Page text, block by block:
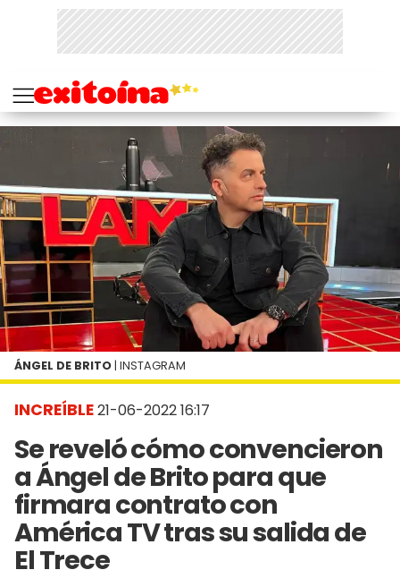
INCREÍBLE21-06-2022 16:17
Se reveló cómo convencieron
a Ángel de Brito para que
firmara contrato con
América TV tras su salida de
El Trece
ÁNGEL DE BRITO | INSTAGRAM